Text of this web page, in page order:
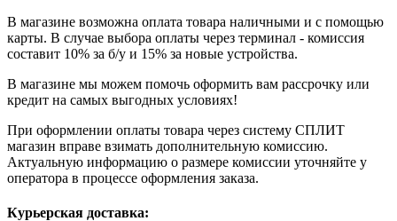
В магазине возможна оплата товара наличными и с помощью
карты. В случае выбора оплаты через терминал - комиссия
составит 10% за б/у и 15% за новые устройства.
В магазине мы можем помочь оформить вам рассрочку или
кредит на самых выгодных условиях!
При оформлении оплаты товара через систему СПЛИТ
магазин вправе взимать дополнительную комиссию.
Актуальную информацию о размере комиссии уточняйте у
оператора в процессе оформления заказа.
Курьерская доставка: